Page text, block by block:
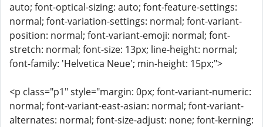
auto; font-optical-sizing: auto; font-feature-settings:
normal; font-variation-settings: normal; font-variant-
position: normal; font-variant-emoji: normal; font-
stretch: normal; font-size: 13px; line-height: normal;
font-family: 'Helvetica Neue'; min-height: 15px;">
<p class="p1" style="margin: 0px; font-variant-numeric:
normal; font-variant-east-asian: normal; font-variant-
alternates: normal; font-size-adjust: none; font-kerning: